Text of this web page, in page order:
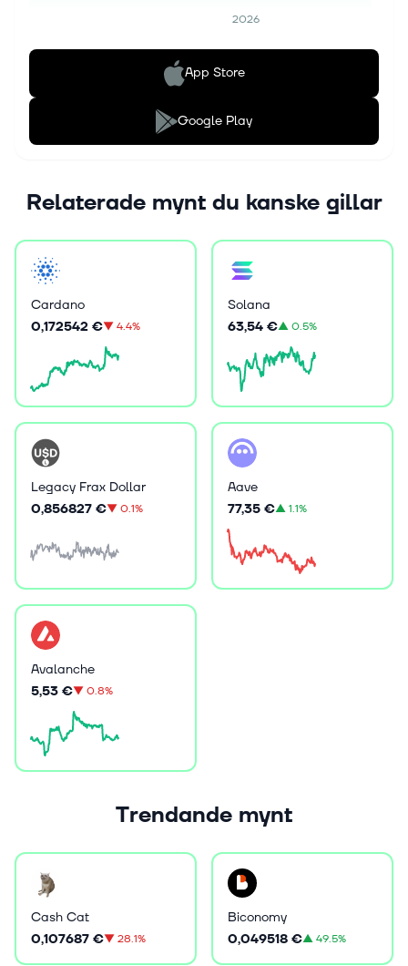
2026
App Store
Google Play
Relaterade mynt du kanske gillar
Cardano
0,172542 €▼4.4%
Solana
63,54 €▲0.5%
Legacy Frax Dollar
0,856827 €▼0.1%
Aave
77,35 €▲1.1%
Avalanche
5,53 €▼0.8%
Trendande mynt
Cash Cat
0,107687 €▼28.1%
Biconomy
0,049518 €▲49.5%